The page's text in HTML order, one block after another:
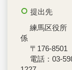
提出先
練馬区役所
係
〒176-8501
電話：03-